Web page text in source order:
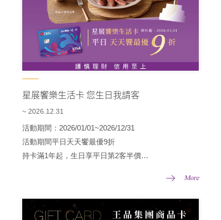
星展饗樂生活卡 您生日我請客
~ 2026.12.31
活動期間：2026/01/01~2026/12/31
活動期間平日天天饗最優9折
持卡滿1年起，生日享平日第2客半價
https://www.wowprime.com/event/dbs/index.html
More